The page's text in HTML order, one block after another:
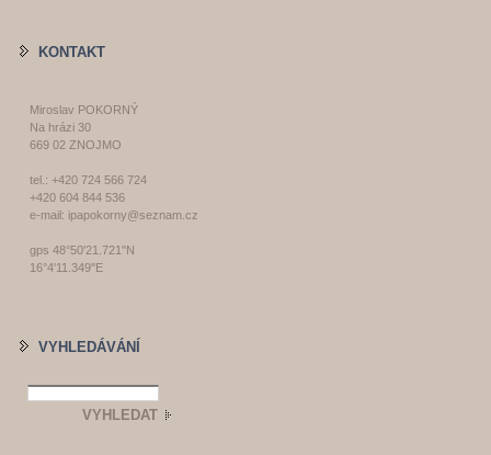
KONTAKT
Miroslav POKORNÝ
Na hrázi 30
669 02 ZNOJMO
tel.: +420 724 566 724
+420 604 844 536
e-mail: ipapokorny@seznam.cz
gps 48°50'21.721"N
16°4'11.349"E
VYHLEDÁVÁNÍ